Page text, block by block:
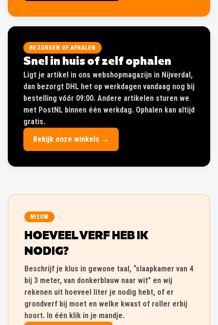
BEZORGEN OF AFHALEN
Snel in huis of zelf ophalen
Ligt je artikel in ons webshopmagazijn in Nijverdal,
dan bezorgt DHL het op werkdagen vandaag nog bij
bestelling vóór 09:00. Andere artikelen sturen we
met PostNL binnen één werkdag. Ophalen kan altijd
gratis.
Bekijk onze winkels →
NIEUW
HOEVEEL VERF HEB IK
NODIG?
Beschrijf je klus in gewone taal, “slaapkamer van 4
bij 3 meter, van donkerblauw naar wit” en wij
rekenen uit hoeveel liter je nodig hebt, of er
grondverf bij moet en welke kwast of roller erbij
hoort. In één klik in je mandje.